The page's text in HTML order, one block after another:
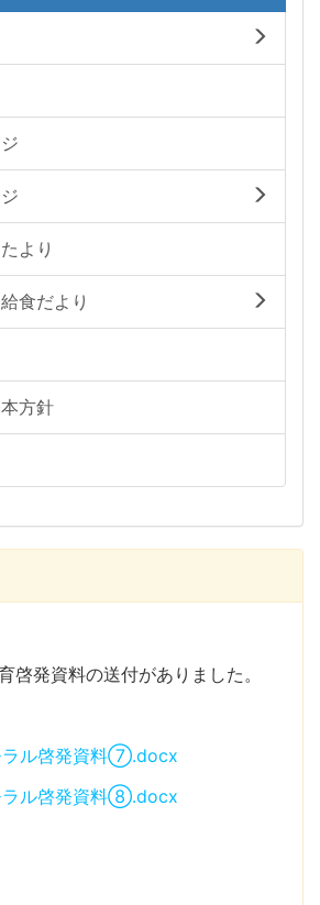
より
食だより
方針
啓発資料の送付がありました。
ラル啓発資料⑦.docx
ラル啓発資料⑧.docx